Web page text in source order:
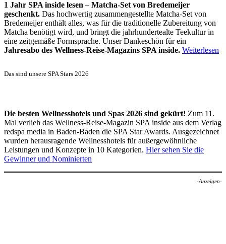
1 Jahr SPA inside lesen – Matcha-Set von Bredemeijer
geschenkt. Das hochwertig zusammengestellte Matcha-Set von
Bredemeijer enthält alles, was für die traditionelle Zubereitung von
Matcha benötigt wird, und bringt die jahrhundertealte Teekultur in
eine zeitgemäße Formsprache. Unser Dankeschön für ein
Jahresabo des Wellness-Reise-Magazins SPA inside. Weiterlesen
Das sind unsere SPA Stars 2026
Die besten Wellnesshotels und Spas 2026 sind gekürt! Zum 11.
Mal verlieh das Wellness-Reise-Magazin SPA inside aus dem Verlag
redspa media in Baden-Baden die SPA Star Awards. Ausgezeichnet
wurden herausragende Wellnesshotels für außergewöhnliche
Leistungen und Konzepte in 10 Kategorien. Hier sehen Sie die
Gewinner und Nominierten
-Anzeigen-